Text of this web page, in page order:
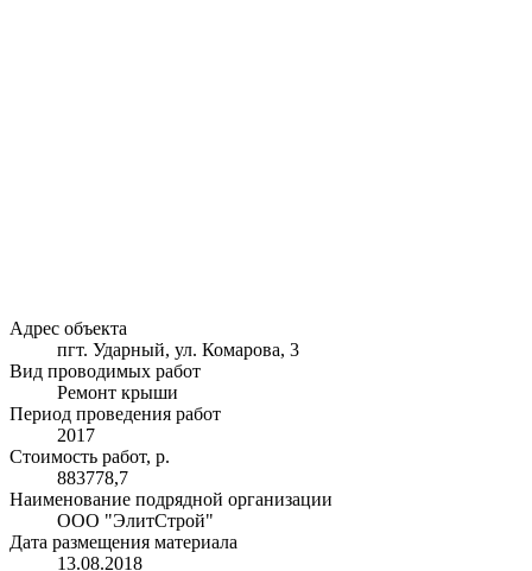
Адрес объекта
пгт. Ударный, ул. Комарова, 3
Вид проводимых работ
Ремонт крыши
Период проведения работ
2017
Стоимость работ, р.
883778,7
Наименование подрядной организации
ООО "ЭлитСтрой"
Дата размещения материала
13.08.2018